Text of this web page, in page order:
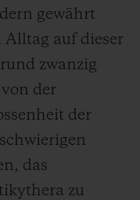
gewährt
auf dieser
zwanzig
der
der
das
zu